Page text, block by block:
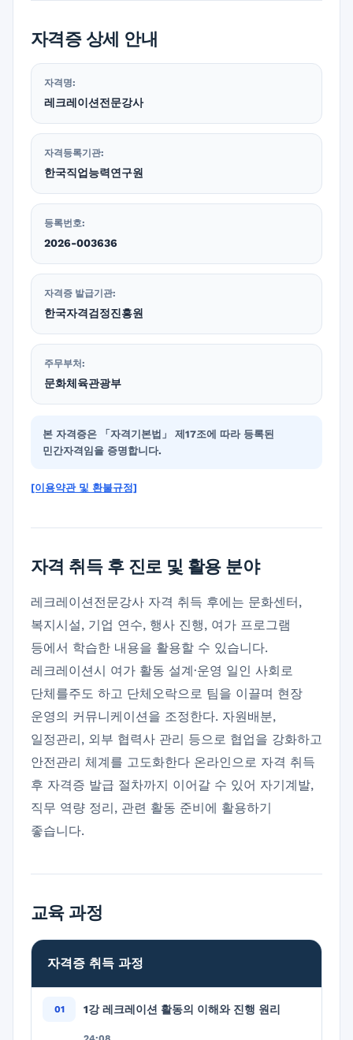
자격증 상세 안내
자격명:
레크레이션전문강사
자격등록기관:
한국직업능력연구원
등록번호:
2026-003636
자격증 발급기관:
한국자격검정진흥원
주무부처:
문화체육관광부
본 자격증은 「자격기본법」 제17조에 따라 등록된
민간자격임을 증명합니다.
[이용약관 및 환불규정]
자격 취득 후 진로 및 활용 분야
레크레이션전문강사 자격 취득 후에는 문화센터,
복지시설, 기업 연수, 행사 진행, 여가 프로그램
등에서 학습한 내용을 활용할 수 있습니다.
레크레이션시 여가 활동 설계·운영 일인 사회로
단체를주도 하고 단체오락으로 팀을 이끌며 현장
운영의 커뮤니케이션을 조정한다. 자원배분,
일정관리, 외부 협력사 관리 등으로 협업을 강화하고
안전관리 체계를 고도화한다 온라인으로 자격 취득
후 자격증 발급 절차까지 이어갈 수 있어 자기계발,
직무 역량 정리, 관련 활동 준비에 활용하기
좋습니다.
교육 과정
자격증 취득 과정
1강 레크레이션 활동의 이해와 진행 원리